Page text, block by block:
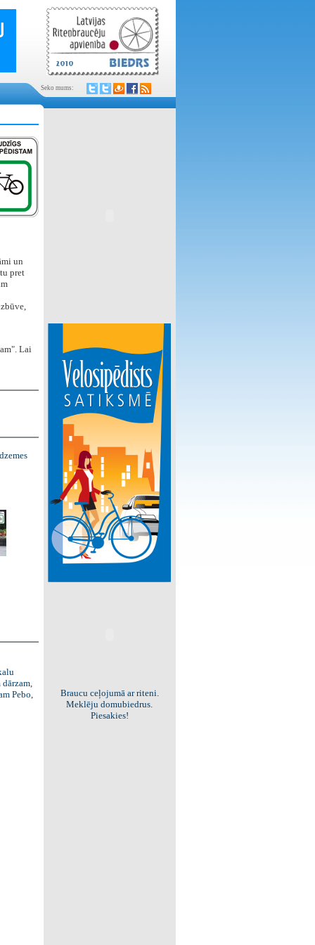
Seko mums:
un
pret
Lai
,
Pebo
Braucu ceļojumā ar riteni.
Meklēju domubiedrus.
Piesakies!